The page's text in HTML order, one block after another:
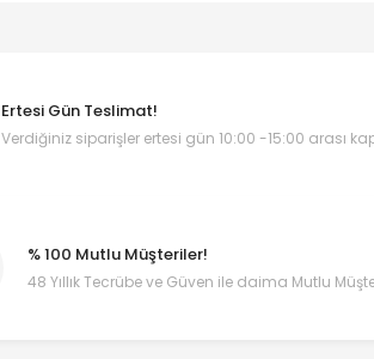
Ertesi Gün Teslimat!
Verdiğiniz siparişler ertesi gün 10:00 -15:00 arası
% 100 Mutlu Müşteriler!
48 Yıllık Tecrübe ve Güven ile daima Mutlu